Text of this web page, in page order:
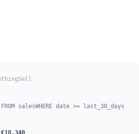
salesWHERE date >= last_30_days
€18.340